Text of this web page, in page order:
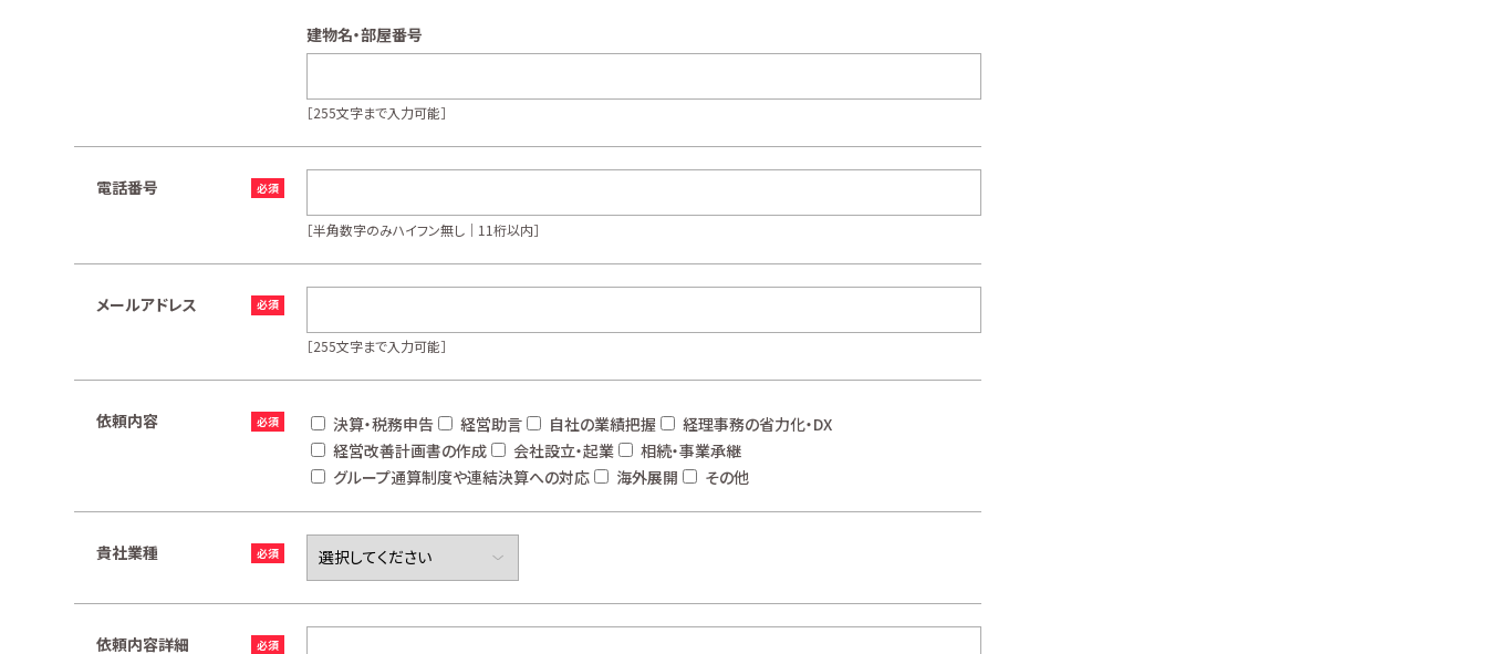
建物名・部屋番号
［255文字まで入力可能］
電話番号
［半角数字のみハイフン無し｜11桁以内］
メールアドレス
［255文字まで入力可能］
依頼内容 決算・税務申告 経営助言 自社の業績把握
経理事務の省力化・DX
経営改善計画書の作成
会社設立・起業
相続・事業承継
グループ通算制度や連結決算への対応
海外展開 その他
貴社業種
依頼内容詳細